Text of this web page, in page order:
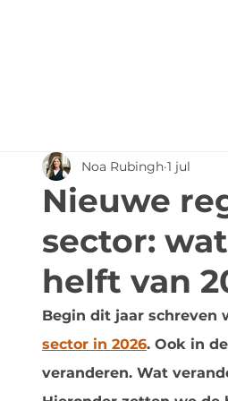
Nieuwe
sector:
helft van
Noa Rubingh 1 jul
Begin dit jaar schreven
sector in 2026. Ook in
veranderen. Wat